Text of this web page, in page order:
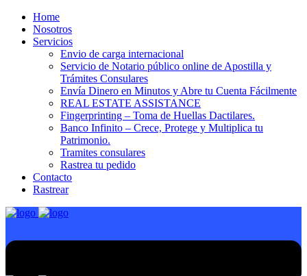
Home
Nosotros
Servicios
Envio de carga internacional
Servicio de Notario público online de Apostilla y
Trámites Consulares
Envía Dinero en Minutos y Abre tu Cuenta Fácilmente
REAL ESTATE ASSISTANCE
Fingerprinting – Toma de Huellas Dactilares.
Banco Infinito – Crece, Protege y Multiplica tu
Patrimonio.
Tramites consulares
Rastrea tu pedido
Contacto
Rastrear